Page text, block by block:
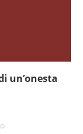
un’onesta